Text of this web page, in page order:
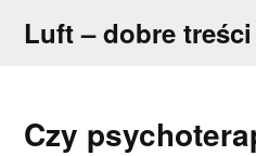
Luft – dobre treści
Czy